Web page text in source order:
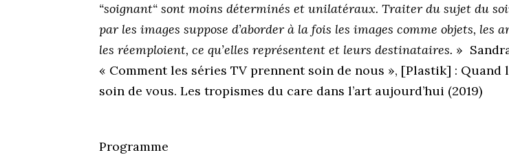
“soignant“ sont moins déterminés et unilatéraux. Traiter du sujet du
par les images suppose d’aborder à la fois les images comme objets, les
les réemploient, ce qu’elles représentent et leurs destinataires. »
« Comment les séries TV prennent soin de nous », [Plastik] : Quand
soin de vous. Les tropismes du care dans l’art aujourd’hui (2019)
Programme